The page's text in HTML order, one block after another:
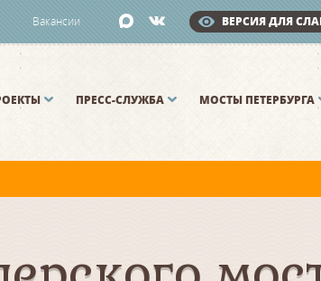
ВЕРСИЯ ДЛЯ
Вакансии
ПРЕСС-СЛУЖБА МОСТЫ ПЕТЕРБУРГА